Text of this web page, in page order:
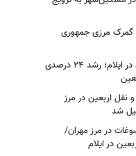
گمرک مرزی جمهوری
ثبت بیش از ۲.۷ میلیون تردد در ایلام؛ رشد ۲۴ درصدی
نقل اربعین در مرز
سوغات در مرز مهران/